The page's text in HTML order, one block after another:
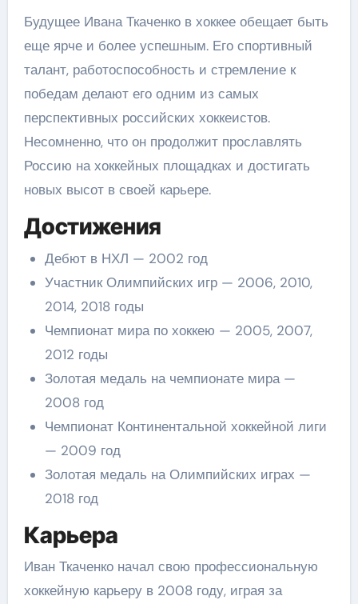
Будущее Ивана Ткаченко в хоккее обещает быть
еще ярче и более успешным. Его спортивный
талант, работоспособность и стремление к
победам делают его одним из самых
перспективных российских хоккеистов.
Несомненно, что он продолжит прославлять
Россию на хоккейных площадках и достигать
новых высот в своей карьере.
Достижения
Дебют в НХЛ — 2002 год
Участник Олимпийских игр — 2006, 2010,
2014, 2018 годы
Чемпионат мира по хоккею — 2005, 2007,
2012 годы
Золотая медаль на чемпионате мира —
2008 год
Чемпионат Континентальной хоккейной лиги
— 2009 год
Золотая медаль на Олимпийских играх —
2018 год
Карьера
Иван Ткаченко начал свою профессиональную
хоккейную карьеру в 2008 году, играя за